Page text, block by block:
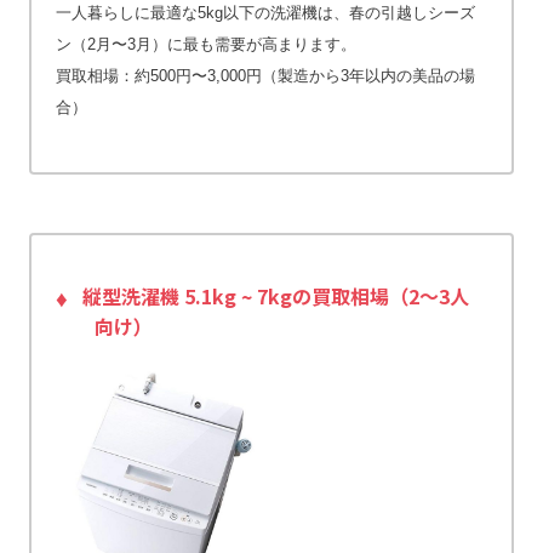
一人暮らしに最適な5kg以下の洗濯機は、春の引越しシーズ
ン（2月〜3月）に最も需要が高まります。
買取相場：約500円〜3,000円（製造から3年以内の美品の場
合）
縦型洗濯機 5.1kg ~ 7kgの買取相場（2〜3人
向け）